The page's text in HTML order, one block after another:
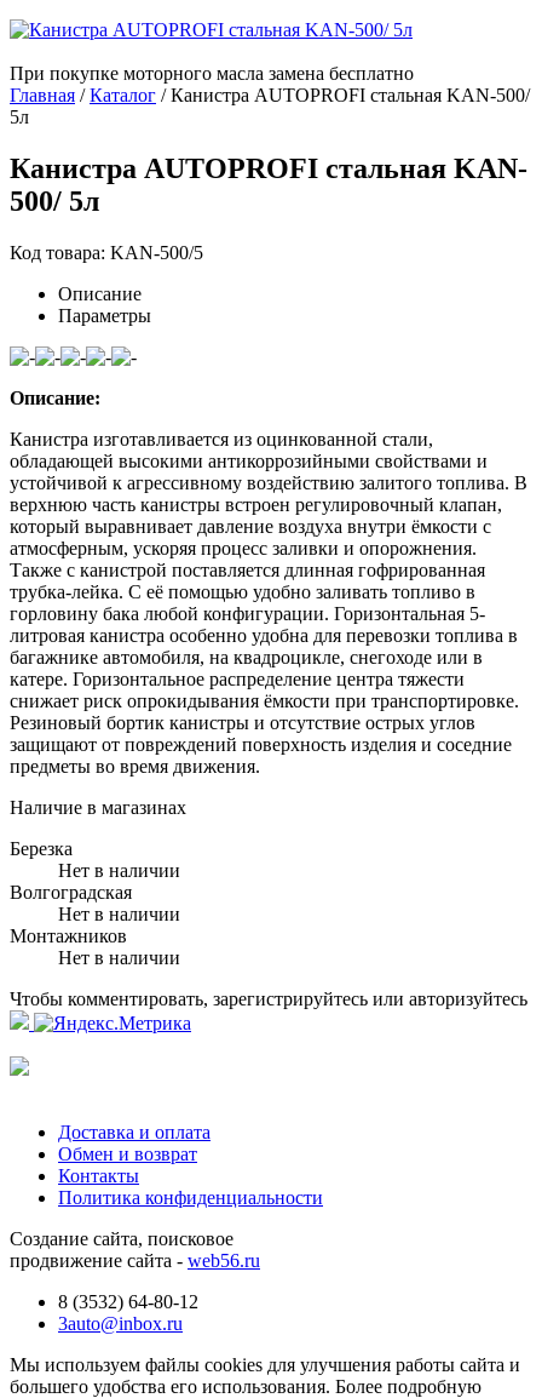
При покупке моторного масла замена бесплатно
Главная /Каталог /Канистра AUTOPROFI стальная KAN-500/
5л
Канистра AUTOPROFI стальная KAN-
500/ 5л
Код товара: KAN-500/5
Описание
Параметры
Описание:
Канистра изготавливается из оцинкованной стали,
обладающей высокими антикоррозийными свойствами и
устойчивой к агрессивному воздействию залитого топлива. В
верхнюю часть канистры встроен регулировочный клапан,
который выравнивает давление воздуха внутри ёмкости с
атмосферным, ускоряя процесс заливки и опорожнения.
Также с канистрой поставляется длинная гофрированная
трубка-лейка. С её помощью удобно заливать топливо в
горловину бака любой конфигурации. Горизонтальная 5-
литровая канистра особенно удобна для перевозки топлива в
багажнике автомобиля, на квадроцикле, снегоходе или в
катере. Горизонтальное распределение центра тяжести
снижает риск опрокидывания ёмкости при транспортировке.
Резиновый бортик канистры и отсутствие острых углов
защищают от повреждений поверхность изделия и соседние
предметы во время движения.
Наличие в магазинах
Березка
Нет в наличии
Волгоградская
Нет в наличии
Монтажников
Нет в наличии
Чтобы комментировать, зарегистрируйтесь или авторизуйтесь
Доставка и оплата
Обмен и возврат
Контакты
Политика конфиденциальности
Создание сайта, поисковое
продвижение сайта - web56.ru
8 (3532) 64-80-12
3auto@inbox.ru
Мы используем файлы cookies для улучшения работы сайта и
большего удобства его использования. Более подробную